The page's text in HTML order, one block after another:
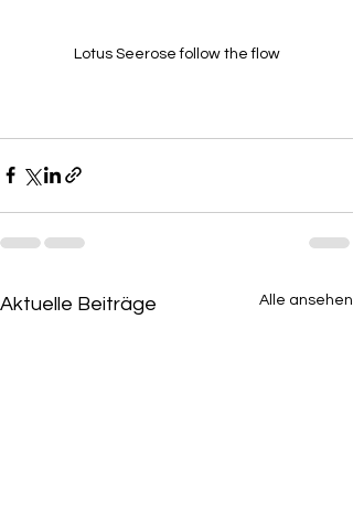
Lotus Seerose follow the flow
Aktuelle Beiträge Alle ansehen